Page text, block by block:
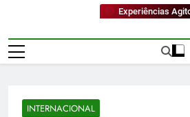
Experiências
INTERNACIONAL